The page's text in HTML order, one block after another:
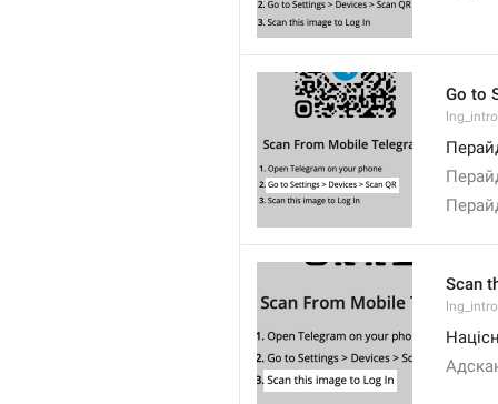
Go to
Scan